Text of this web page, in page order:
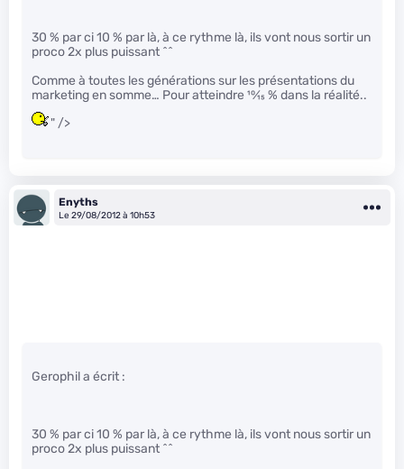
30 % par ci 10 % par là, à ce rythme là, ils vont nous sortir un
proco 2x plus puissant ^^
Comme à toutes les générations sur les présentations du
marketing en somme… Pour atteindre 10⁄15 % dans la réalité..
" />
Enyths
Le 29/08/2012 à 10h53
Gerophil a écrit :
30 % par ci 10 % par là, à ce rythme là, ils vont nous sortir un
proco 2x plus puissant ^^